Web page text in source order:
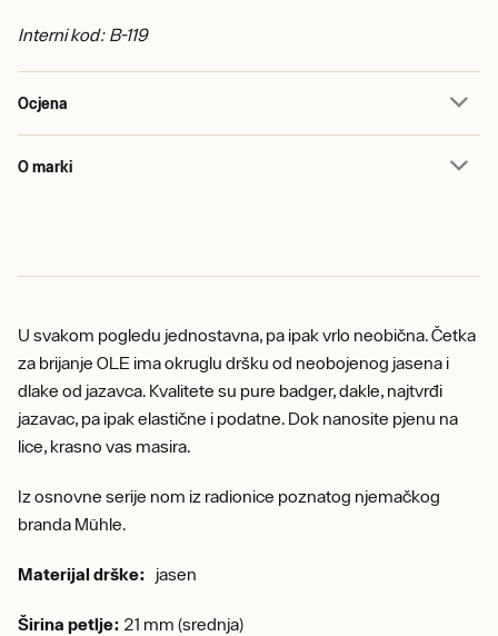
Interni kod: B-119
Ocjena
O marki
U svakom pogledu jednostavna, pa ipak vrlo neobična. Četka
za brijanje OLE ima okruglu dršku od neobojenog jasena i
dlake od jazavca. Kvalitete su pure badger, dakle, najtvrđi
jazavac, pa ipak elastične i podatne. Dok nanosite pjenu na
lice, krasno vas masira.
Iz osnovne serije nom iz radionice poznatog njemačkog
branda Mühle.
Materijal drške: jasen
Širina petlje: 21 mm (srednja)